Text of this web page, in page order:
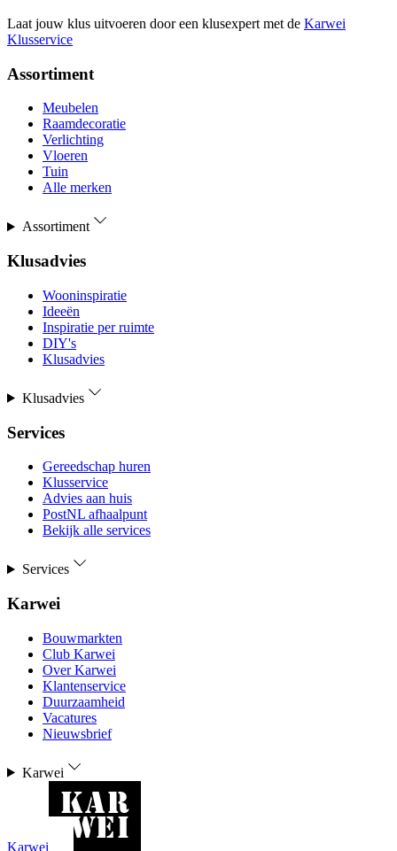
Laat jouw klus uitvoeren door een klusexpert met de Karwei
Klusservice
Assortiment
Meubelen
Raamdecoratie
Verlichting
Vloeren
Tuin
Alle merken
Assortiment
Klusadvies
Wooninspiratie
Ideeën
Inspiratie per ruimte
DIY's
Klusadvies
Klusadvies
Services
Gereedschap huren
Klusservice
Advies aan huis
PostNL afhaalpunt
Bekijk alle services
Services
Karwei
Bouwmarkten
Club Karwei
Over Karwei
Klantenservice
Duurzaamheid
Vacatures
Nieuwsbrief
Karwei
Karwei